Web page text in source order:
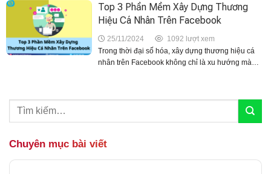
Top 3 Phần Mềm Xây Dựng Thương
Hiệu Cá Nhân Trên Facebook
25/11/2024
1092 lượt xem
Trong thời đại số hóa, xây dựng thương hiệu cá
nhân trên Facebook không chỉ là xu hướng mà
Chuyên mục bài viết